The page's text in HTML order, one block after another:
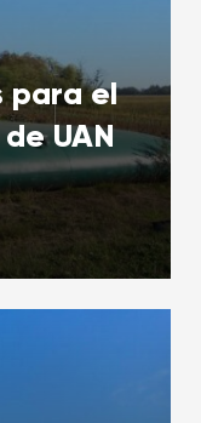
para el
UAN